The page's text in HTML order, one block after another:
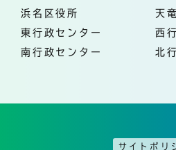
浜名区役所
天
東行政センター
西
南行政センター
北
サイトポリ